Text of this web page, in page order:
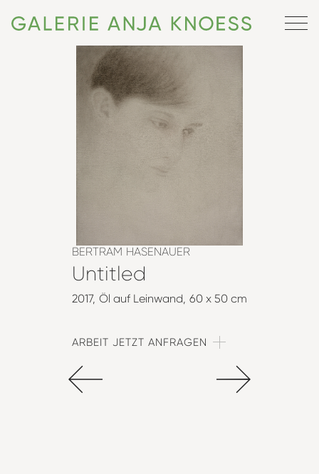
BERTRAM HASENAUER
Untitled
2017 Öl auf Leinwand 60 x 50 cm
ARBEIT JETZT ANFRAGEN